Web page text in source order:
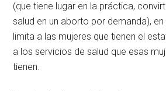
(que tiene lugar en la práctica,
salud en un aborto por demanda),
limita a las mujeres que tienen el
a los servicios de salud que esas
tienen.